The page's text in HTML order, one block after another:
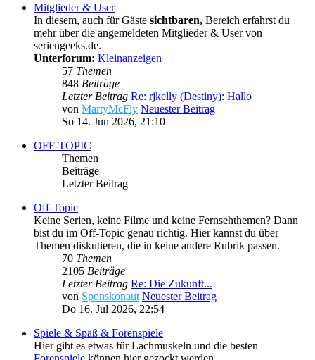
Mitglieder & User
In diesem, auch für Gäste sichtbaren, Bereich erfahrst du
mehr über die angemeldeten Mitglieder & User von
seriengeeks.de.
Unterforum: Kleinanzeigen
57 Themen
848 Beiträge
Letzter Beitrag Re: rjkelly (Destiny): Hallo
von MartyMcFly Neuester Beitrag
So 14. Jun 2026, 21:10
OFF-TOPIC
Themen
Beiträge
Letzter Beitrag
Off-Topic
Keine Serien, keine Filme und keine Fernsehthemen? Dann
bist du im Off-Topic genau richtig. Hier kannst du über
Themen diskutieren, die in keine andere Rubrik passen.
70 Themen
2105 Beiträge
Letzter Beitrag Re: Die Zukunft...
von Sponskonaut Neuester Beitrag
Do 16. Jul 2026, 22:54
Spiele & Spaß & Forenspiele
Hier gibt es etwas für Lachmuskeln und die besten